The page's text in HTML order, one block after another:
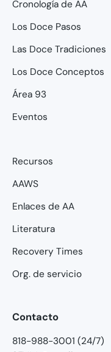
Cronología de AA
Los Doce Pasos
Las Doce Tradiciones
Los Doce Conceptos
Área 93
Eventos
Recursos
AAWS
Enlaces de AA
Literatura
Recovery Times
Org. de servicio
Contacto
818-988-3001 (24/7)